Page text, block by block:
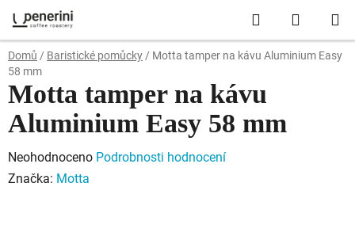
na
obsah
Hledat
KOŠÍK
Domů / Baristické pomůcky / Motta tamper na kávu Aluminium Easy
58 mm
Motta tamper na kávu
Aluminium Easy 58 mm
Průměrné
hodnocení
Neohodnoceno Podrobnosti hodnocení
Značka: Motta